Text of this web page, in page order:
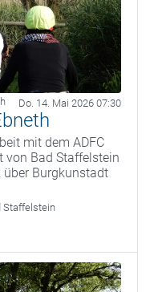
Do. 14. Mai 2026 07:30
mit dem ADFC
von Bad Staffelstein
über Burgkunstadt
Staffelstein